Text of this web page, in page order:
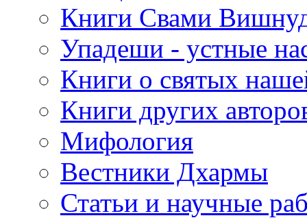
Книги Свами
Упадеши - устные
Книги о святых
Книги других
Мифология
Вестники Дхармы
Статьи и научные